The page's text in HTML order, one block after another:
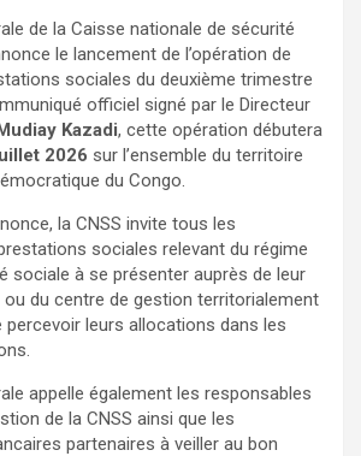
de la Caisse nationale de sécurité
le lancement de l’opération de
sociales du deuxième trimestre
officiel signé par le Directeur
Kazadi, cette opération débutera
2026 sur l’ensemble du territoire
du Congo.
la CNSS invite tous les
sociales relevant du régime
sociale à se présenter auprès de leur
ou du centre de gestion territorialement
leurs allocations dans les
appelle également les responsables
de la CNSS ainsi que les
partenaires à veiller au bon